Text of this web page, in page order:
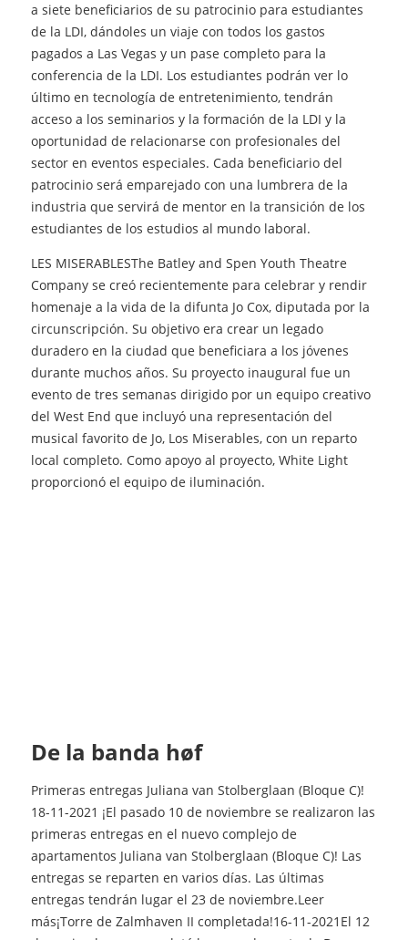
a siete beneficiarios de su patrocinio para estudiantes
de la LDI, dándoles un viaje con todos los gastos
pagados a Las Vegas y un pase completo para la
conferencia de la LDI. Los estudiantes podrán ver lo
último en tecnología de entretenimiento, tendrán
acceso a los seminarios y la formación de la LDI y la
oportunidad de relacionarse con profesionales del
sector en eventos especiales. Cada beneficiario del
patrocinio será emparejado con una lumbrera de la
industria que servirá de mentor en la transición de los
estudiantes de los estudios al mundo laboral.
LES MISERABLESThe Batley and Spen Youth Theatre
Company se creó recientemente para celebrar y rendir
homenaje a la vida de la difunta Jo Cox, diputada por la
circunscripción. Su objetivo era crear un legado
duradero en la ciudad que beneficiara a los jóvenes
durante muchos años. Su proyecto inaugural fue un
evento de tres semanas dirigido por un equipo creativo
del West End que incluyó una representación del
musical favorito de Jo, Los Miserables, con un reparto
local completo. Como apoyo al proyecto, White Light
proporcionó el equipo de iluminación.
de la banda høf
Primeras entregas Juliana van Stolberglaan (Bloque C)!
18-11-2021 ¡El pasado 10 de noviembre se realizaron las
primeras entregas en el nuevo complejo de
apartamentos Juliana van Stolberglaan (Bloque C)! Las
entregas se reparten en varios días. Las últimas
entregas tendrán lugar el 23 de noviembre.Leer
más¡Torre de Zalmhaven II completada!16-11-2021El 12